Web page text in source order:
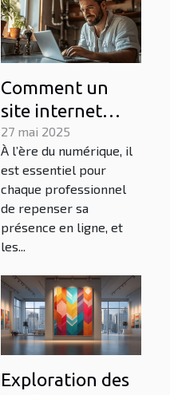
Comment un
site internet
peut
transformer
l'activité d'un
plombier
27 mai 2025
À l’ère du numérique, il
est essentiel pour
chaque professionnel
de repenser sa
présence en ligne, et
les...
Exploration des